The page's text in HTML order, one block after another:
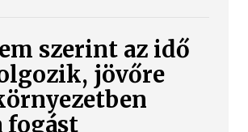
szerint az idő
jövőre
fogást